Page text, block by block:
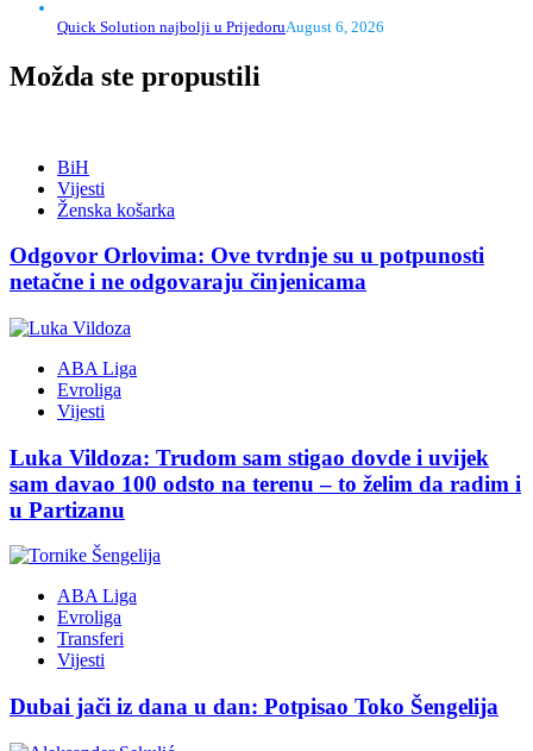
Quick Solution najbolji u PrijedoruAugust 6, 2026
Možda ste propustili
BiH
Vijesti
Ženska košarka
Odgovor Orlovima: ​Ove tvrdnje su u potpunosti
netačne i ne odgovaraju činjenicama
ABA Liga
Evroliga
Vijesti
Luka Vildoza: Trudom sam stigao dovde i uvijek
sam davao 100 odsto na terenu – to želim da radim i
u Partizanu
ABA Liga
Evroliga
Transferi
Vijesti
Dubai jači iz dana u dan: Potpisao Toko Šengelija